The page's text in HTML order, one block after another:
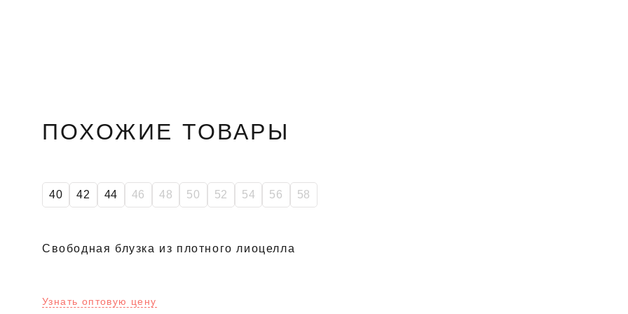
ПОХОЖИЕ ТОВАРЫ
40 42 44 46 48 50 52 54 56 58
Свободная блузка из плотного лиоцелла
Узнать оптовую цену